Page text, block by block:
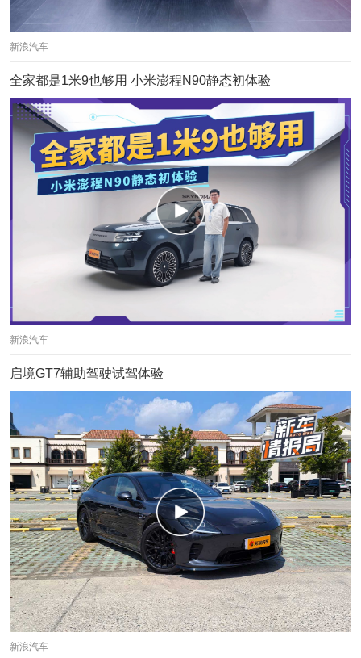
新浪汽车
全家都是1米9也够用 小米澎程N90静态初体验
新浪汽车
启境GT7辅助驾驶试驾体验
新浪汽车